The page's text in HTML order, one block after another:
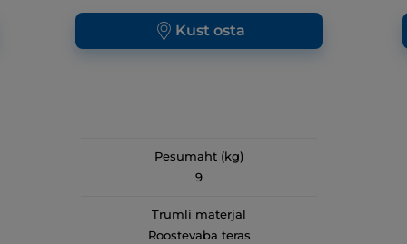
Kust osta
Pesumaht (kg)
9
Trumli materjal
Roostevaba teras